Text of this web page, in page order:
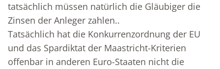
tatsächlich müssen natürlich die Gläubiger die
Zinsen der Anleger zahlen..
Tatsächlich hat die Konkurrenzordnung der EU
und das Spardiktat der Maastricht-Kriterien
offenbar in anderen Euro-Staaten nicht die